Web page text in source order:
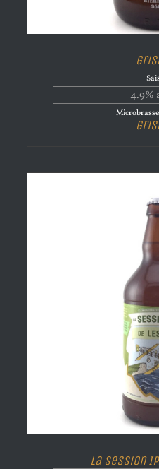
4.9%
La Session